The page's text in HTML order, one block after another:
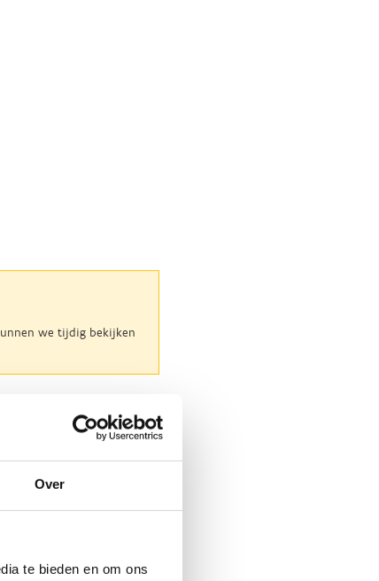
Over
te bieden en om ons
we tijdig bekijken
G-